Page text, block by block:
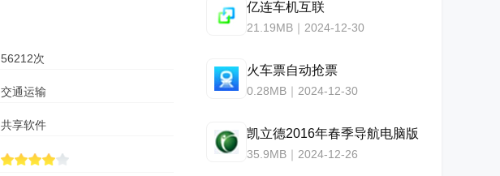
56212次
交通运输
共享软件
亿连车机互联
21.19MB｜2024-12-30
火车票自动抢票
0.28MB｜2024-12-30
凯立德2016年春季导航电脑版
35.9MB｜2024-12-26